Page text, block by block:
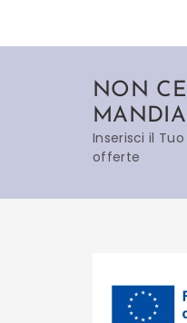
NON
Inserisci il
offerte